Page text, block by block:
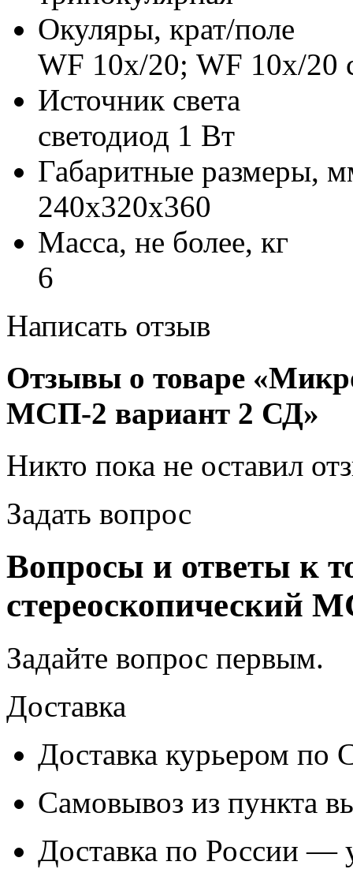
Окуляры, крат/поле
WF 10х/20; WF 10x/20
Источник света
светодиод 1 Вт
Габаритные размеры,
240х320х360
Масса, не более, кг
6
Написать отзыв
Отзывы о товаре
МСП-2 вариант 2 СД»
Никто пока не оставил
Задать вопрос
Вопросы и ответы к
стереоскопический
Задайте вопрос первым.
Доставка
Доставка курьером
Самовывоз из пункта
Доставка по России —